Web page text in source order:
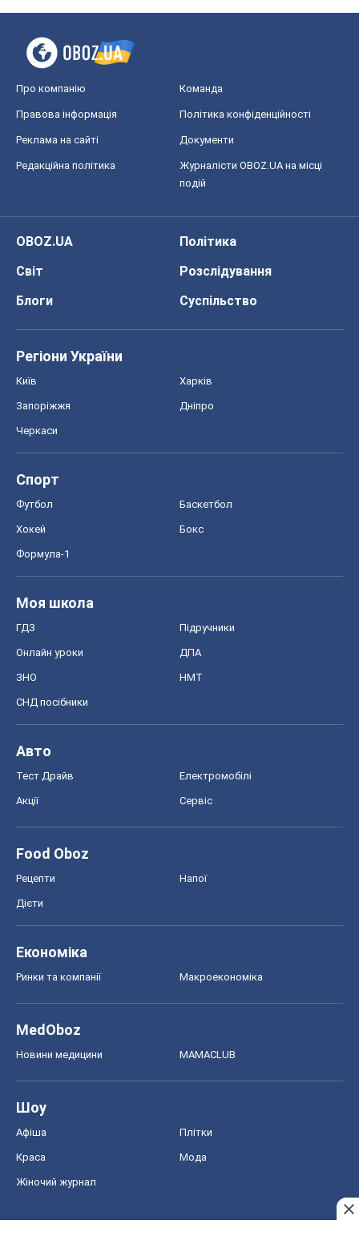
Про компанію Команда
Правова інформація Політика конфіденційності
Реклама на сайті Документи
Редакційна політика
Журналісти OBOZ.UA на місці
подій
OBOZ.UA
Політика
Світ
Розслідування
Блоги
Суспільство
Регіони України
Київ Харків
Запоріжжя Дніпро
Черкаси
Спорт
Футбол Баскетбол
Хокей Бокс
Формула-1
Моя школа
ГДЗ Підручники
Онлайн уроки ДПА
ЗНО НМТ
СНД посібники
Авто
Тест Драйв Електромобілі
Акції Сервіс
Food Oboz
Рецепти Напої
Дієти
Економіка
Ринки та компанії Макроекономіка
MedOboz
Новини медицини MAMACLUB
Шоу
Афіша Плітки
Краса Мода
Жіночий журнал